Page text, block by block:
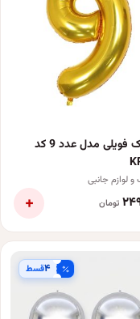
بادکنک فویلی مدل عدد 9 کد
و لوازم جانبی
تومان +
۴قسط